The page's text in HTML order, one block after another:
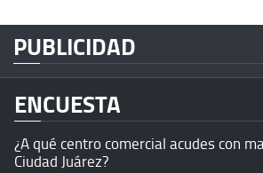
PUBLICIDAD
ENCUESTA
¿A qué centro comercial acudes con
Ciudad Juárez?